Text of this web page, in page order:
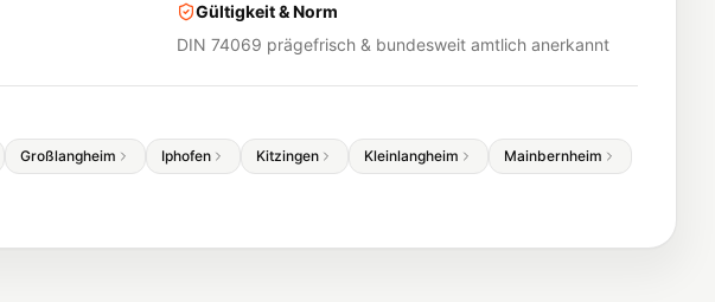
Gültigkeit & Norm
DIN 74069 prägefrisch & bundesweit amtlich anerkannt
Großlangheim Iphofen Kitzingen Kleinlangheim
Mainbernheim